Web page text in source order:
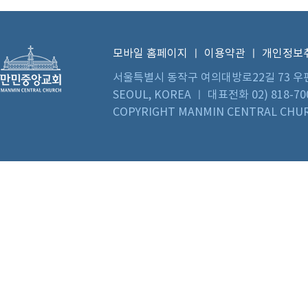
모바일 홈페이지 이용약관
개인정보
서울특별시 동작구 여의대방로22길 73
SEOUL, KOREA ㅣ 대표전화 02) 818-
COPYRIGHT MANMIN CENTRAL